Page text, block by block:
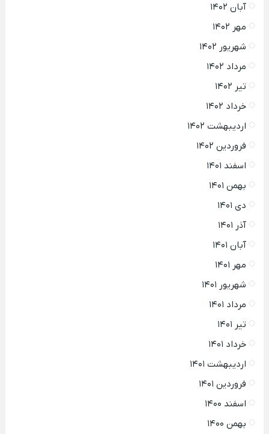
آبان ۱۴۰۲
مهر ۱۴۰۲
شهریور ۱۴۰۲
مرداد ۱۴۰۲
تیر ۱۴۰۲
خرداد ۱۴۰۲
اردیبهشت ۱۴۰۲
فروردین ۱۴۰۲
اسفند ۱۴۰۱
بهمن ۱۴۰۱
دی ۱۴۰۱
آذر ۱۴۰۱
آبان ۱۴۰۱
مهر ۱۴۰۱
شهریور ۱۴۰۱
مرداد ۱۴۰۱
تیر ۱۴۰۱
خرداد ۱۴۰۱
اردیبهشت ۱۴۰۱
فروردین ۱۴۰۱
اسفند ۱۴۰۰
بهمن ۱۴۰۰